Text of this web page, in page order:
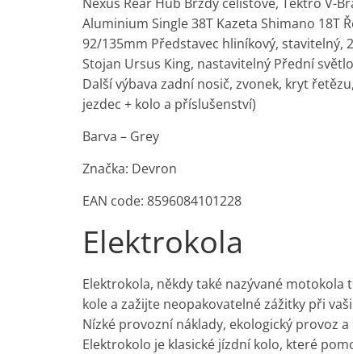
Aluminium Single 38T Kazeta Shimano 18T
92/135mm Představec hliníkový, stavitelný,
Stojan Ursus King, nastavitelný Přední
Další výbava zadní nosič, zvonek, kryt
jezdec + kolo a příslušenství)
Barva – Grey
Značka: Devron
EAN code: 8596084101228
Elektrokola
Elektrokola, někdy také nazývané
kole a zažijte neopakovatelné zážitky při
Nízké provozní náklady, ekologický provoz
Elektrokolo je klasické jízdní kolo, které